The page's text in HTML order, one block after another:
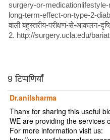
surgery-or-
long-term-effect-on-type-2-
वाली बहुस्तरीय-परीक्षण-से-आकलन-
2. http://surgery.ucla.edu/
9 टिप्पणियाँ
Dr.anilsharma
Thanx for sharing this useful
WE are providing the services
For more information visit us: